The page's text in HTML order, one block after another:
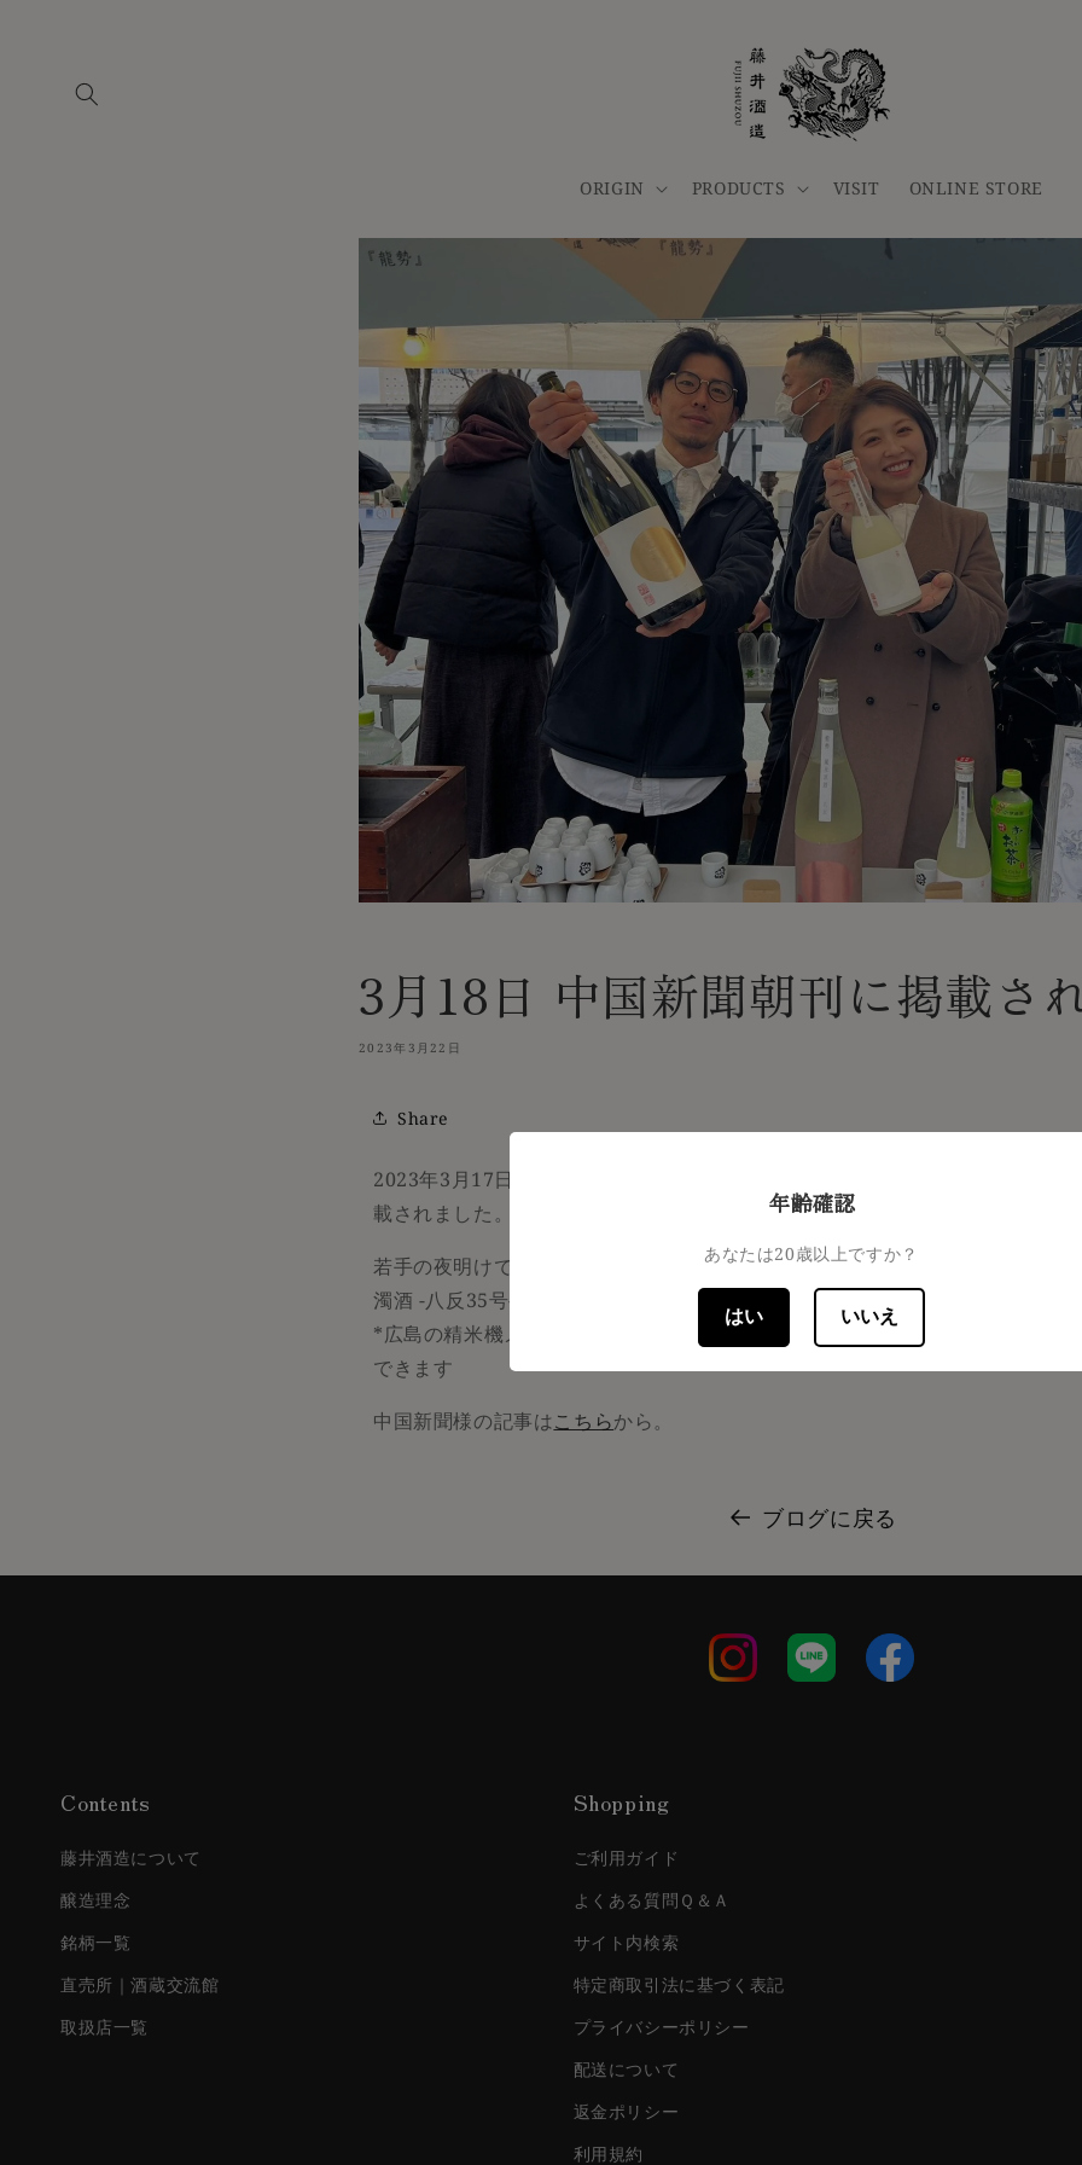
ORIGIN PRODUCTS VISIT ONLINE STORE
3月18日 中国新聞朝刊に掲載さ
2023年3月22日
Share
2023年3月17日(金)18日(土)に開催された「若手の夜明け 2023 SPRING」の
載されました。
若手の夜明けで提供した『龍勢 ゆらぎの凪 -八反35号-』『龍勢 蔵生原酒 -八
濁酒 -八反35号-』は、掛米に真吟精米*を使用しています。
*広島の精米機メーカー・サタケ様が開発した最新技術で、タンパク質を効率
できます
中国新聞様の記事はこちらから。
ブログに戻る
Contents
藤井酒造について
醸造理念
銘柄一覧
直売所｜酒蔵交流館
取扱店一覧
Shopping
ご利用ガイド
よくある質問Ｑ＆Ａ
サイト内検索
特定商取引法に基づく表記
プライバシーポリシー
配送について
返金ポリシー
利用規約
年齢確認
あなたは20歳以上ですか？
はい いいえ